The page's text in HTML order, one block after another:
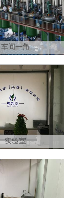
车间一角
实验室